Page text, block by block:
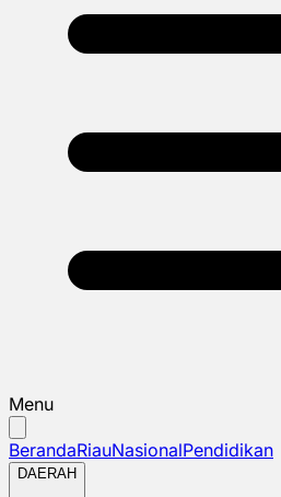
Menu
BerandaRiauNasionalPendidikan
DAERAH